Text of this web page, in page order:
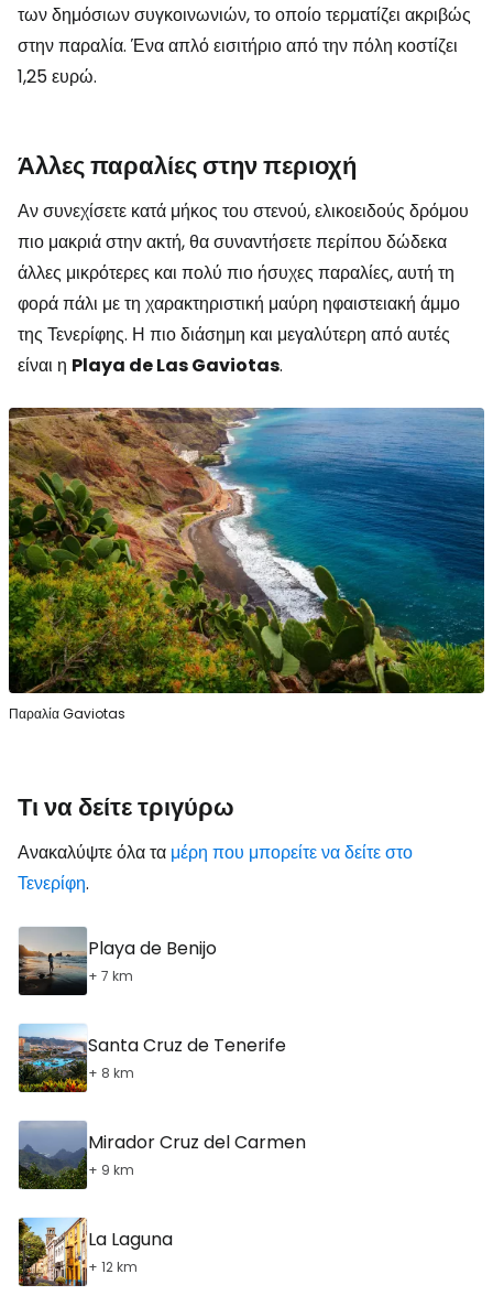
των δημόσιων συγκοινωνιών, το οποίο τερματίζει ακριβώς
στην παραλία. Ένα απλό εισιτήριο από την πόλη κοστίζει
1,25 ευρώ.
Άλλες παραλίες στην περιοχή
Αν συνεχίσετε κατά μήκος του στενού, ελικοειδούς δρόμου
πιο μακριά στην ακτή, θα συναντήσετε περίπου δώδεκα
άλλες μικρότερες και πολύ πιο ήσυχες παραλίες, αυτή τη
φορά πάλι με τη χαρακτηριστική μαύρη ηφαιστειακή άμμο
της Τενερίφης. Η πιο διάσημη και μεγαλύτερη από αυτές
είναι η Playa de Las Gaviotas.
Παραλία Gaviotas
Τι να δείτε τριγύρω
Ανακαλύψτε όλα τα μέρη που μπορείτε να δείτε στο
Τενερίφη.
Playa de Benijo
+ 7 km
Santa Cruz de Tenerife
+ 8 km
Mirador Cruz del Carmen
+ 9 km
La Laguna
+ 12 km